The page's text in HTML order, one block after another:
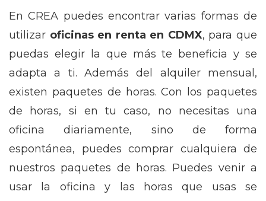
En CREA puedes encontrar varias formas de
utilizar oficinas en renta en CDMX, para que
puedas elegir la que más te beneficia y se
adapta a ti. Además del alquiler mensual,
existen paquetes de horas. Con los paquetes
de horas, si en tu caso, no necesitas una
oficina diariamente, sino de forma
espontánea, puedes comprar cualquiera de
nuestros paquetes de horas. Puedes venir a
usar la oficina y las horas que usas se